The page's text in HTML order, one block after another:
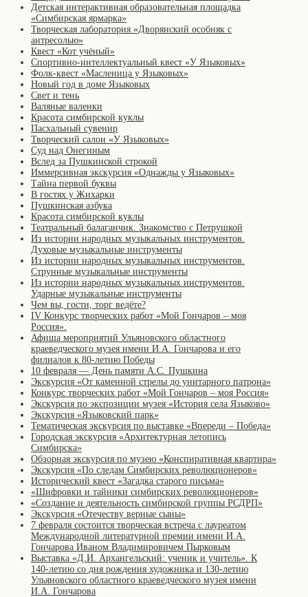
Детская интерактивная образовательная площадка
«Симбирская ярмарка»
Творческая лаборатория «Дворянский особняк с
антресолью»
Квест «Кот учёный»
Спортивно-интеллектуальный квест «У Языковых»
Фолк-квест «Масленица у Языковых»
Новый год в доме Языковых
Свет и тень
Валяные валенки
Красота симбирской куклы
Пасхальный сувенир
Творческий салон «У Языковых»
Суд над Онегиным
Вслед за Пушкинской строкой
Иммерсивная экскурсия «Однажды у Языковых»
Тайна первой буквы
В гостях у Жихарки
Пушкинская азбука
Красота симбирской куклы
Театральный балаганчик. Знакомство с Петрушкой
Из истории народных музыкальных инструментов.
Духовые музыкальные инструменты
Из истории народных музыкальных инструментов.
Струнные музыкальные инструменты
Из истории народных музыкальных инструментов.
Ударные музыкальные инструменты
Чем вы, гости, торг ведёте?
IV Конкурс творческих работ «Мой Гончаров – моя
Россия».
Афиша мероприятий Ульяновского областного
краеведческого музея имени И.А. Гончарова и его
филиалов к 80-летию Победы
10 февраля — День памяти А.С. Пушкина
Экскурсия «От каменной стрелы до унитарного патрона»
Конкурс творческих работ «Мой Гончаров – моя Россия»
Экскурсия по экспозиции музея «История села Языково»
Экскурсия «Языковский парк»
Тематическая экскурсия по выставке «Впереди – Победа»
Городская экскурсия «Архитектурная летопись
Симбирска»
Обзорная экскурсия по музею «Конспиративная квартира»
Экскурсия «По следам Симбирских революционеров»
Исторический квест «Загадка старого письма»
«Шифровки и тайники симбирских революционеров»
«Создание и деятельность симбирской группы РСДРП»
Экскурсия «Отечеству верные сыны»
7 февраля состоится творческая встреча с лауреатом
Международной литературной премии имени И.А.
Гончарова Иваном Владимировичем Пырковым
Выставка «Д.И. Архангельский: ученик и учитель». К
140-летию со дня рождения художника и 130-летию
Ульяновского областного краеведческого музея имени
И.А. Гончарова